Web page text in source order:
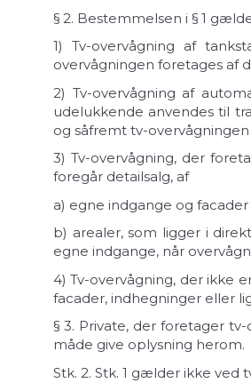
§ 2. Bestemmelsen i § 1
1)
Tv-overvågning af
overvågningen foretages af
2) Tv-overvågning af
udelukkende anvendes til
og såfremt tv-
3) Tv-overvågning, der
foregår detailsalg, af
a) egne indgange og
b) arealer, som ligger i
egne indgange, når
4) Tv-overvågning, der ikke
facader, indhegninger eller
§ 3. Private, der foretager
måde give oplysning herom.
Stk. 2. Stk. 1 gælder ikke ved